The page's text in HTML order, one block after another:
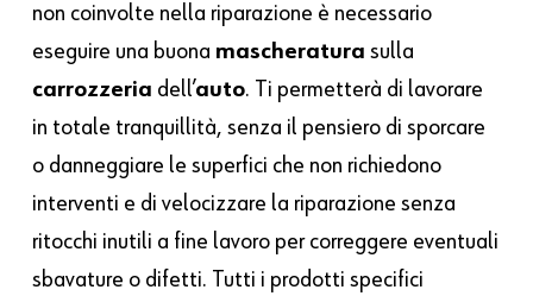
non coinvolte nella riparazione è necessario
eseguire una buona mascheratura sulla
carrozzeria dell’auto. Ti permetterà di lavorare
in totale tranquillità, senza il pensiero di sporcare
o danneggiare le superfici che non richiedono
interventi e di velocizzare la riparazione senza
ritocchi inutili a fine lavoro per correggere eventuali
sbavature o difetti. Tutti i prodotti specifici